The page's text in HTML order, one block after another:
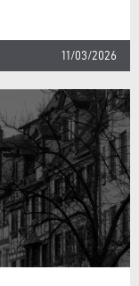
11/03/2026